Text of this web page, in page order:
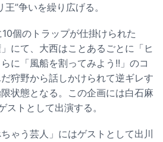
”争いを繰り広げる。
個のトラップが仕掛けられた
にて、大西はことあるごとに「ヒ
に「風船を割ってみよう!!」のコ
狩野から話しかけられて逆ギレす
状態となる。この企画には白石麻
トとして出演する。
ゃう芸人」にはゲストとして出川